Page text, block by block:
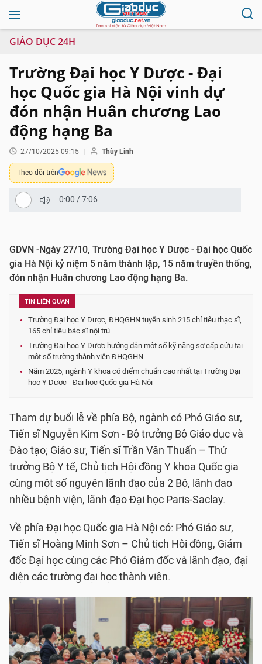
GIÁO DỤC 24H
Trường Đại học Y Dược - Đại
học Quốc gia Hà Nội vinh dự
đón nhận Huân chương Lao
động hạng Ba
27/10/2025 09:15 Thùy Linh
Theo dõi trên
0:00 /7:06
GDVN -Ngày 27/10, Trường Đại học Y Dược - Đại học Quốc
gia Hà Nội kỷ niệm 5 năm thành lập, 15 năm truyền thống,
đón nhận Huân chương Lao động hạng Ba.
TIN LIÊN QUAN
Trường Đại học Y Dược, ĐHQGHN tuyển sinh 215 chỉ tiêu thạc sĩ,
165 chỉ tiêu bác sĩ nội trú
Trường Đại học Y Dược hướng dẫn một số kỹ năng sơ cấp cứu tại
một số trường thành viên ĐHQGHN
Năm 2025, ngành Y khoa có điểm chuẩn cao nhất tại Trường Đại
học Y Dược - Đại học Quốc gia Hà Nội
Tham dự buổi lễ về phía Bộ, ngành có Phó Giáo sư,
Tiến sĩ Nguyễn Kim Sơn - Bộ trưởng Bộ Giáo dục và
Đào tạo; Giáo sư, Tiến sĩ Trần Văn Thuấn – Thứ
trưởng Bộ Y tế, Chủ tịch Hội đồng Y khoa Quốc gia
cùng một số nguyên lãnh đạo của 2 Bộ, lãnh đạo
nhiều bệnh viện, lãnh đạo Đại học Paris-Saclay.
Về phía Đại học Quốc gia Hà Nội có: Phó Giáo sư,
Tiến sĩ Hoàng Minh Sơn – Chủ tịch Hội đồng, Giám
đốc Đại học cùng các Phó Giám đốc và lãnh đạo, đại
diện các trường đại học thành viên.